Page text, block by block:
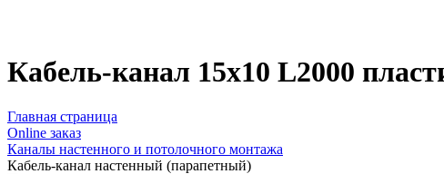
Кабель-канал 15х10 L2000
Главная страница
Оnline заказ
Каналы настенного и потолочного монтажа
Кабель-канал настенный (парапетный)